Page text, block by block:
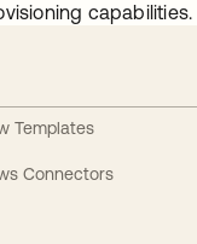
capabilities.
Templates
Connectors